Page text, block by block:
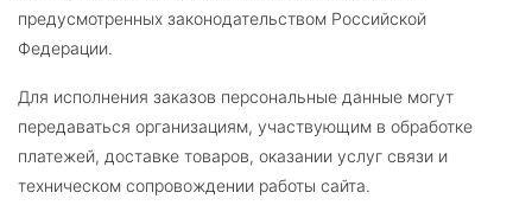
предусмотренных законодательством Российской
Федерации.
Для исполнения заказов персональные данные могут
передаваться организациям, участвующим в обработке
платежей, доставке товаров, оказании услуг связи и
техническом сопровождении работы сайта.